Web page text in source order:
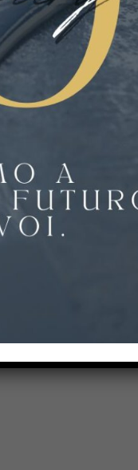
infatti, è a tutti gli
dalle prestazioni
tutte le tipologie di
di colori di fondo e
in qualsiasi contesto.